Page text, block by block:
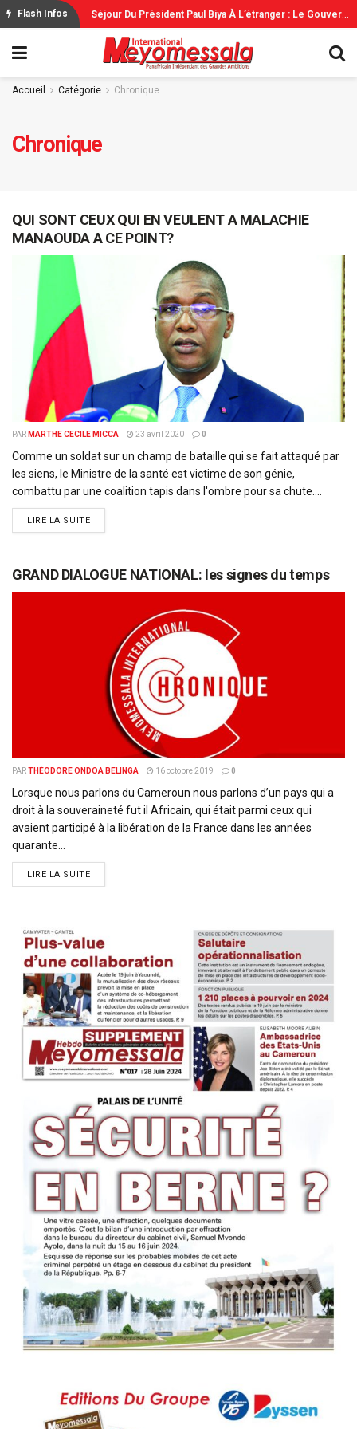
Accueil Catégorie Chronique
Chronique
QUI SONT CEUX QUI EN VEULENT A MALACHIE
MANAOUDA A CE POINT?
PAR MARTHE CECILE MICCA 23 avril 2020 0
Comme un soldat sur un champ de bataille qui se fait attaqué par
les siens, le Ministre de la santé est victime de son génie,
combattu par une coalition tapis dans l'ombre pour sa chute....
LIRE LA SUITEDETAILS
GRAND DIALOGUE NATIONAL: les signes du temps
PARTHÉODORE ONDOA BELINGA 16 octobre 2019 0
Lorsque nous parlons du Cameroun nous parlons d’un pays qui a
droit à la souveraineté fut il Africain, qui était parmi ceux qui
avaient participé à la libération de la France dans les années
quarante...
LIRE LA SUITEDETAILS
Flash Infos
C
Oupe Du Monde: L’Espagne Remporte Sa Deuxième Étoile Face À L’Argentine S
Éjour Du Président Paul Biya À L’étranger : Le Gouvernement Rassure